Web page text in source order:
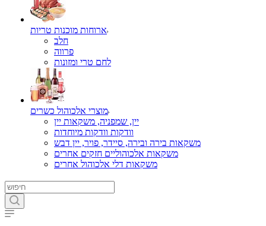
ארוחות מוכנות טריות
חלב
פרווה
לחם טרי ומזונות
מוצרי אלכוהול כשרים
יין, שמפניה, משקאות יין
וודקות וודקות מיוחדות
משקאות בירה ובירה, סיידר, פויר, יין דבש
משקאות אלכוהוליים חזקים אחרים
משקאות דלי אלכוהול אחרים